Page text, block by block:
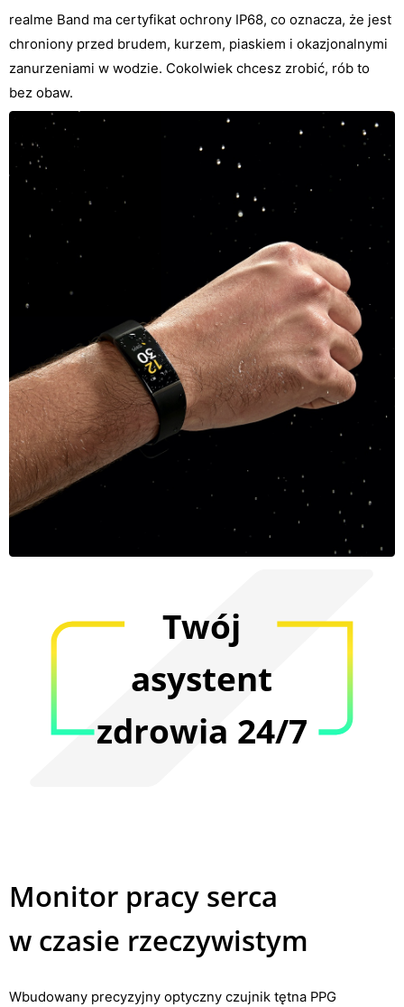
realme Band ma certyfikat ochrony IP68, co oznacza, że jest
chroniony przed brudem, kurzem, piaskiem i okazjonalnymi
zanurzeniami w wodzie. Cokolwiek chcesz zrobić, rób to
bez obaw.
Twój
asystent
zdrowia 24/7
Monitor pracy serca
w czasie rzeczywistym
Wbudowany precyzyjny optyczny czujnik tętna PPG